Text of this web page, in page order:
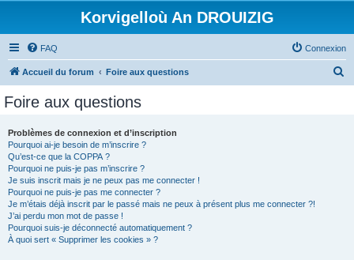
Korvigelloù An DROUIZIG
FAQ Connexion
Accueil du forum Foire aux questions
Foire aux questions
Problèmes de connexion et d’inscription
Pourquoi ai-je besoin de m’inscrire ?
Qu’est-ce que la COPPA ?
Pourquoi ne puis-je pas m’inscrire ?
Je suis inscrit mais je ne peux pas me connecter !
Pourquoi ne puis-je pas me connecter ?
Je m’étais déjà inscrit par le passé mais ne peux à présent plus me connecter ?!
J’ai perdu mon mot de passe !
Pourquoi suis-je déconnecté automatiquement ?
À quoi sert « Supprimer les cookies » ?